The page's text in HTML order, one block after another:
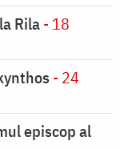
Rila- 18
- 24
episcop al